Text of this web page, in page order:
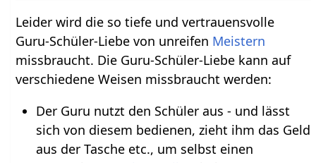
Leider wird die so tiefe und vertrauensvolle
Guru-Schüler-Liebe von unreifen Meistern
missbraucht. Die Guru-Schüler-Liebe kann auf
verschiedene Weisen missbraucht werden:
Der Guru nutzt den Schüler aus - und lässt
sich von diesem bedienen, zieht ihm das Geld
aus der Tasche etc., um selbst einen